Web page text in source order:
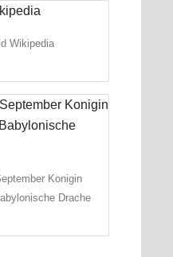
Wikipedia
Konigin
Drache